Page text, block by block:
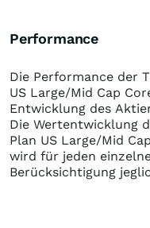
Performance
Die Performance der
US Large/Mid Cap
Entwicklung des
Die Wertentwicklung
Plan US Large/Mid
wird für jeden
Berücksichtigung